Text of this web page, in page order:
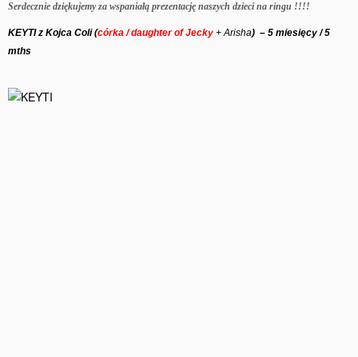
Serdecznie dziękujemy za wspaniałą prezentację naszych dzieci na ringu !!!!
KEYTI z Kojca Coli (córka / daughter of Jecky + Arisha) – 5 miesięcy / 5
mths